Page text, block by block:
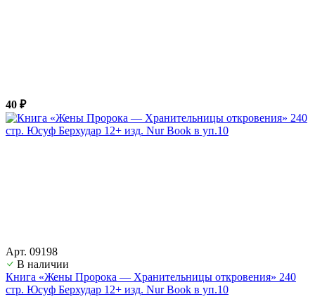
40 ₽
Арт. 09198
В наличии
Книга «Жены Пророка — Хранительницы откровения» 240
стр. Юсуф Берхудар 12+ изд. Nur Book в уп.10